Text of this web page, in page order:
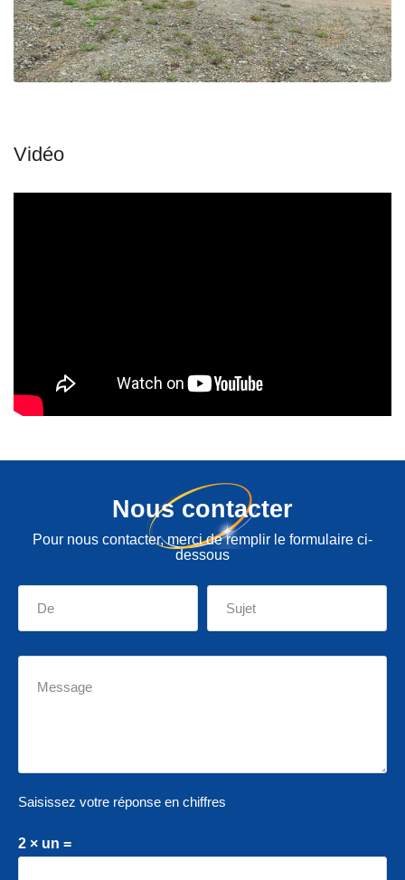
Nous contacter
Pour nous contacter, merci de remplir le formulaire ci-
dessous
Saisissez votre réponse en chiffres
2 × un =